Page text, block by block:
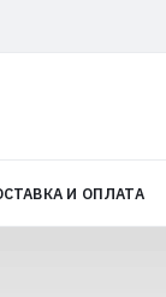
И ОПЛАТА